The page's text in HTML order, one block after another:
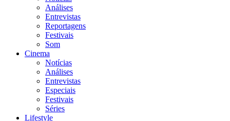
Análises
Entrevistas
Reportagens
Festivais
Som
Cinema
Notícias
Análises
Entrevistas
Especiais
Festivais
Séries
Lifestyle